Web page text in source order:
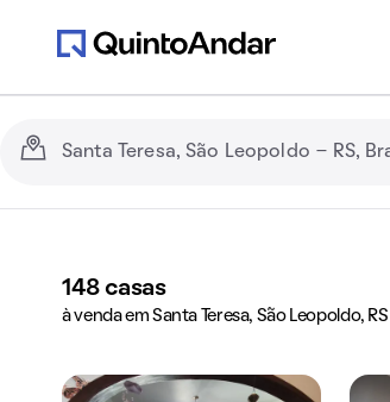
148 casas
à venda em Santa Teresa, São Leopoldo, RS